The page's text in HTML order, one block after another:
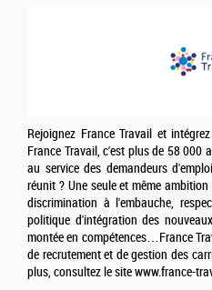
Rejoignez France Travail et
France Travail, c'est plus de 58 000
au service des demandeurs
réunit ? Une seule et même
discrimination à l'embauche,
politique d'intégration des
montée en compétences…France
de recrutement et de gestion des
plus, consultez le site www.france-